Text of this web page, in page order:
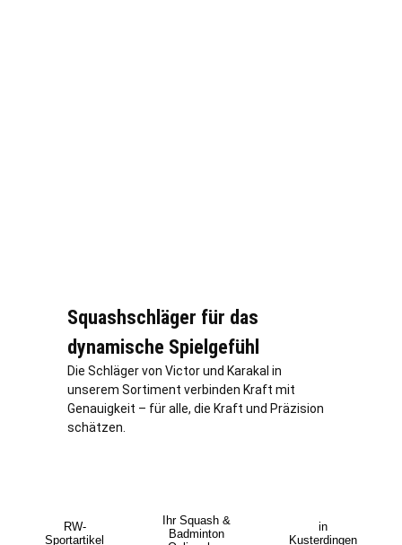
Squashschläger für das
dynamische Spielgefühl
Die Schläger von Victor und Karakal in
unserem Sortiment verbinden Kraft mit
Genauigkeit – für alle, die Kraft und Präzision
schätzen.
RW-
Sportartikel
Ihr Squash &
Badminton
in
Kusterdingen